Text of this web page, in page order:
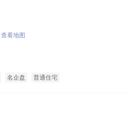
查看地图
名企盘 普通住宅